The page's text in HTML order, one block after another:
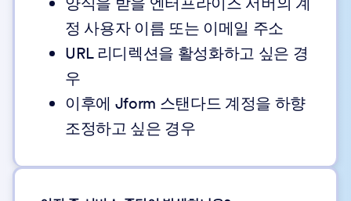
정 사용자 이름 또는 이메일 주소
URL 리디렉션을 활성화하고 싶은 경
우
이후에 Jform 스탠다드 계정을 하향
조정하고 싶은 경우